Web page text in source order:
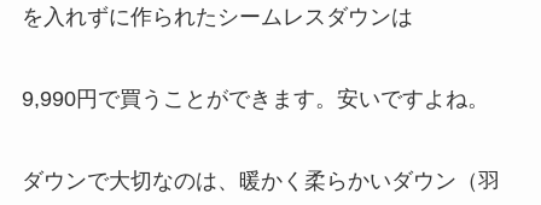
を入れずに作られたシームレスダウンは
9,990円で買うことができます。安いですよね。
ダウンで大切なのは、暖かく柔らかいダウン（羽